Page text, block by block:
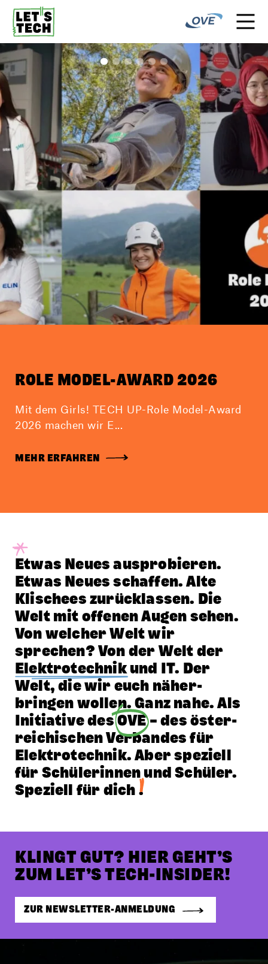
ROLE MODEL-AWARD 2026
Mit dem Girls! TECH UP-Role Model-Award
2026 machen wir E...
MEHR ERFAHREN
Etwas Neues aus­probieren.
Etwas Neues schaffen. Alte
Klischees zurück­lassen. Die
Welt mit offenen Augen sehen.
Von welcher Welt wir
sprechen? Von der Welt der
Elektrotechnikund IT. Der
Welt, die wir euch näher­
bringen wollen. Ganz nahe. Als
Initia­tive desOVE– des öster­
rei­chischen Verbandes für
Elektro­technik. Aber speziell
für Schülerinnen und Schüler.
Speziell für dich .
KLINGT GUT? HIER GEHT’S
ZUM LET’S TECH-INSIDER!
ZUR NEWSLETTER-ANMELDUNG